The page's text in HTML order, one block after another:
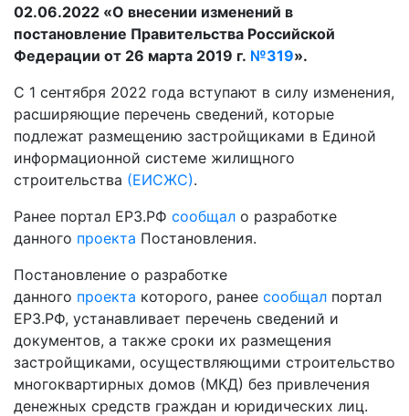
02.06.2022 «О внесении изменений в
постановление Правительства Российской
Федерации от 26 марта 2019 г. №319».
С 1 сентября 2022 года вступают в силу изменения,
расширяющие перечень сведений, которые
подлежат размещению застройщиками в Единой
информационной системе жилищного
строительства (ЕИСЖС).
Ранее портал ЕРЗ.РФ сообщал о разработке
данного проекта Постановления.
Постановление о разработке
данного проекта которого, ранее сообщал портал
ЕРЗ.РФ, устанавливает перечень сведений и
документов, а также сроки их размещения
застройщиками, осуществляющими строительство
многоквартирных домов (МКД) без привлечения
денежных средств граждан и юридических лиц.